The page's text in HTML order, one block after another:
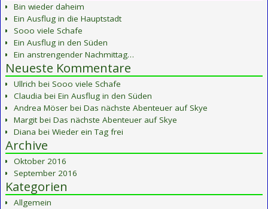
Bin wieder daheim
Ein Ausflug in die Hauptstadt
Sooo viele Schafe
Ein Ausflug in den Süden
Ein anstrengender Nachmittag…
Neueste Kommentare
Ullrich bei Sooo viele Schafe
Claudia bei Ein Ausflug in den Süden
Andrea Möserbei Das nächste Abenteuer auf Skye
Margitbei Das nächste Abenteuer auf Skye
Diana bei Wieder ein Tag frei
Archive
Oktober 2016
September 2016
Kategorien
Allgemein